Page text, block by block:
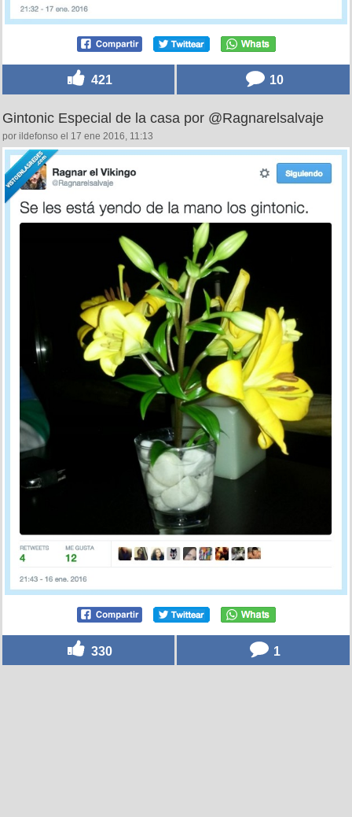
421 10
Gintonic Especial de la casa por @Ragnarelsalvaje
por ildefonso el 17 ene 2016, 11:13
330 1